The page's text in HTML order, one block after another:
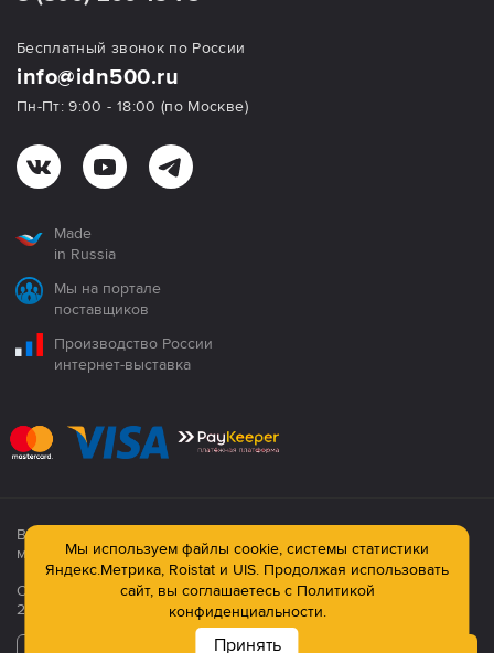
Бесплатный звонок по России
info@idn500.ru
Пн-Пт: 9:00 - 18:00 (по Москве)
Made
in Russia
Мы на портале
поставщиков
Производство России
интернет-выставка
Все продукция сертифицирована. Использование
материалов сайта строго запрещено!
Официальный сайт компании: © ООО ПК «Технология»,
2003—2026
Мы используем файлы cookie, системы статистики
Яндекс.Метрика, Roistat и UIS. Продолжая использовать
сайт, вы соглашаетесь с Политикой
конфиденциальности.
Принять